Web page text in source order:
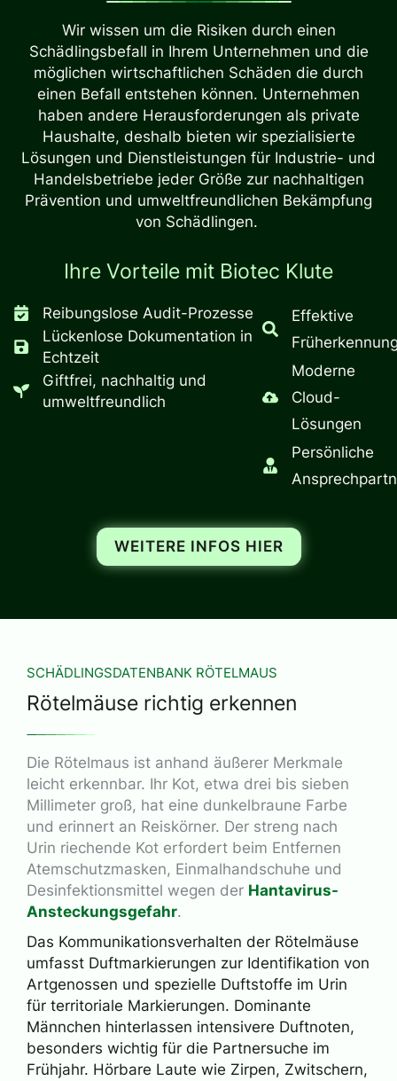
Wir wissen um die Risiken durch einen
Schädlingsbefall in Ihrem Unternehmen und die
möglichen wirtschaftlichen Schäden die durch
einen Befall entstehen können. Unternehmen
haben andere Herausforderungen als private
Haushalte, deshalb bieten wir spezialisierte
Lösungen und Dienstleistungen für Industrie- und
Handelsbetriebe jeder Größe zur nachhaltigen
Prävention und umweltfreundlichen Bekämpfung
von Schädlingen.
Ihre Vorteile mit Biotec Klute
Reibungslose Audit-Prozesse
Lückenlose Dokumentation in
Echtzeit
Giftfrei, nachhaltig und
umweltfreundlich
Effektive
Moderne
Cloud-
Lösungen
Persönliche
WEITERE INFOS HIER
SCHÄDLINGSDATENBANK RÖTELMAUS
Rötelmäuse richtig erkennen
Die Rötelmaus ist anhand äußerer Merkmale
leicht erkennbar. Ihr Kot, etwa drei bis sieben
Millimeter groß, hat eine dunkelbraune Farbe
und erinnert an Reiskörner. Der streng nach
Urin riechende Kot erfordert beim Entfernen
Atemschutzmasken, Einmalhandschuhe und
Desinfektionsmittel wegen der Hantavirus-
Ansteckungsgefahr.
Das Kommunikationsverhalten der Rötelmäuse
umfasst Duftmarkierungen zur Identifikation von
Artgenossen und spezielle Duftstoffe im Urin
für territoriale Markierungen. Dominante
Männchen hinterlassen intensivere Duftnoten,
besonders wichtig für die Partnersuche im
Frühjahr. Hörbare Laute wie Zirpen, Zwitschern,